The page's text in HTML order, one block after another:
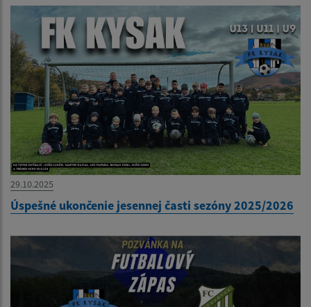
29.10.2025
Úspešné ukončenie jesennej časti sezóny 2025/2026